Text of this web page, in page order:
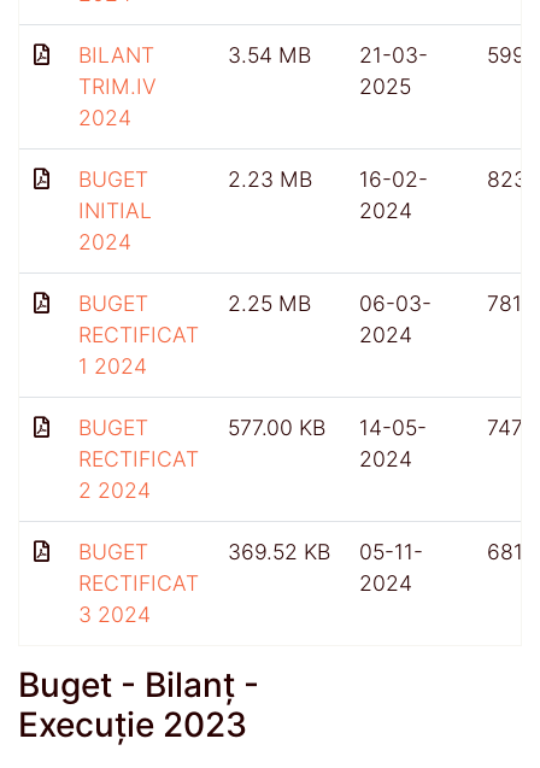
BILANT
TRIM.IV
2024
3.54 MB
21-03-
2025
599
BUGET
INITIAL
2024
2.23 MB
16-02-
2024
823
BUGET
RECTIFICAT
1 2024
2.25 MB
06-03-
2024
781
BUGET
RECTIFICAT
2 2024
577.00 KB
14-05-
2024
747
BUGET
RECTIFICAT
3 2024
369.52 KB
05-11-
2024
681
Buget - Bilanț -
Execuție 2023